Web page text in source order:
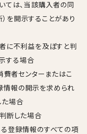
ては、当該購入者の同
を開示することがあり
に不利益を及ぼすと判
する場合
費者センターまたはこ
情報の開示を求められ
た場合
断した場合
登録情報のすべての項